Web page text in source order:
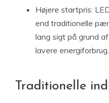
Højere startpris:
end traditionelle
lang sigt på grund
lavere energiforbrug.
Traditionelle